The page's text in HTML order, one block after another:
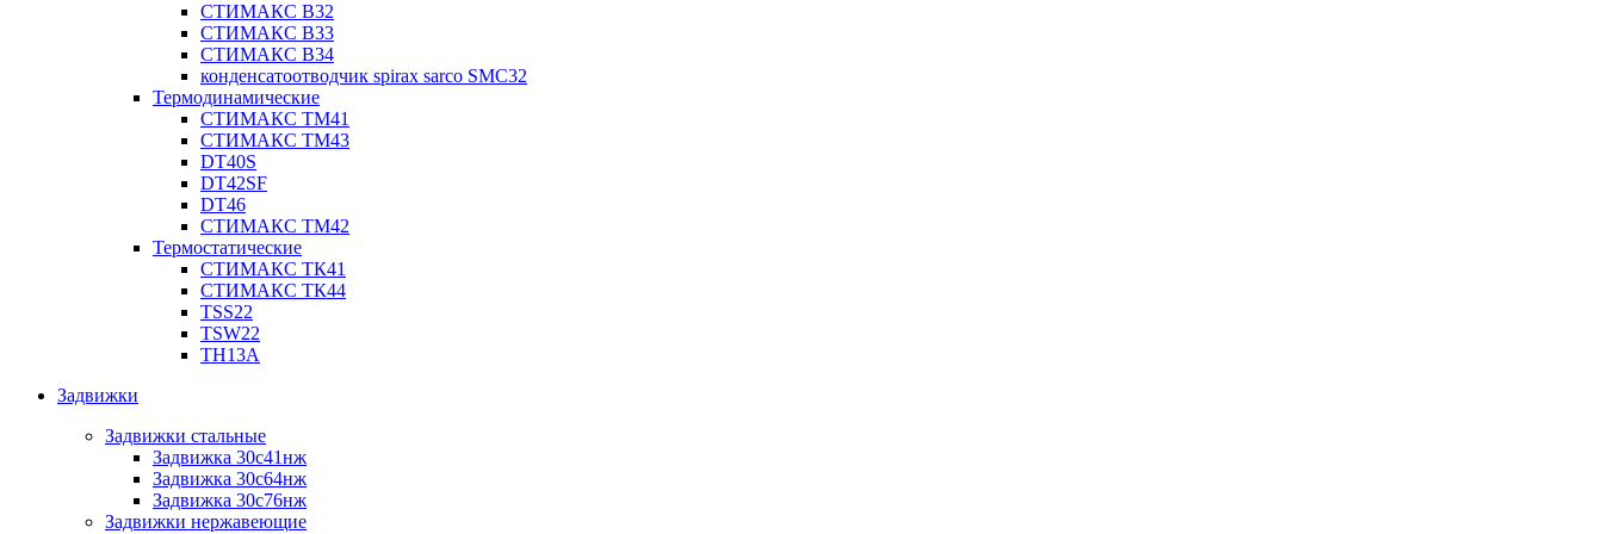
СТИМАКС В32
СТИМАКС В33
СТИМАКС B34
конденсатоотводчик spirax sarco SMC32
Термодинамические
СТИМАКС ТМ41
СТИМАКС ТМ43
DT40S
DT42SF
DT46
СТИМАКС ТМ42
Термостатические
СТИМАКС ТК41
СТИМАКС ТК44
TSS22
TSW22
TH13A
Задвижки
Задвижки стальные
Задвижка 30с41нж
Задвижка 30с64нж
Задвижка 30с76нж
Задвижки нержавеющие